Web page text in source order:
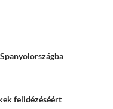
felidézéséért